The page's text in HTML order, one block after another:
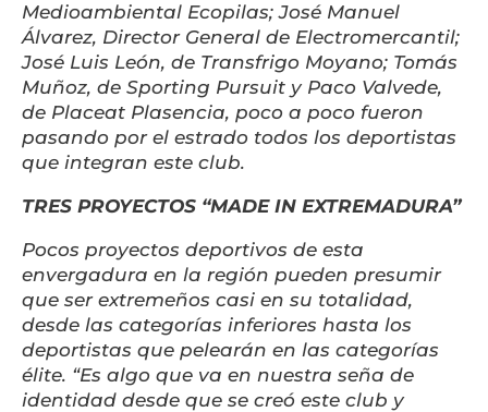
Medioambiental Ecopilas; José Manuel
Álvarez, Director General de Electromercantil;
José Luis León, de Transfrigo Moyano; Tomás
Muñoz, de Sporting Pursuit y Paco Valvede,
de Placeat Plasencia, poco a poco fueron
pasando por el estrado todos los deportistas
que integran este club.
TRES PROYECTOS “MADE IN EXTREMADURA”
Pocos proyectos deportivos de esta
envergadura en la región pueden presumir
que ser extremeños casi en su totalidad,
desde las categorías inferiores hasta los
deportistas que pelearán en las categorías
élite. “Es algo que va en nuestra seña de
identidad desde que se creó este club y